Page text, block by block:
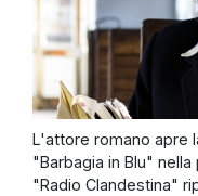
L'attore romano apre
"Barbagia in Blu"
"Radio Clandestina"